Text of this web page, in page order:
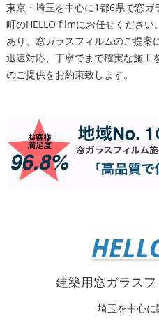
東京・埼玉を中心に1都6県で窓
町のHELLO filmにお任せくださ
あり、窓ガラスフィルムのご提案
迅速対応、丁寧でまで確実な施工
のご提供をお約束致します。
建築用窓ガラス
埼玉を中心